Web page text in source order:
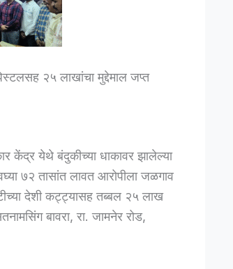
२५ लाखांचा मुद्देमाल जप्त
केंद्र येथे बंदुकीच्या धाकावर झालेल्या
७२ तासांत लावत आरोपीला जळगाव
देशी कट्ट्यासह तब्बल २५ लाख
बावरा, रा. जामनेर रोड,